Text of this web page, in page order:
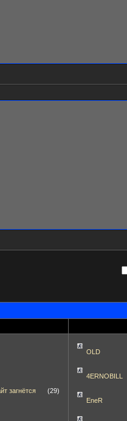
загнётся (29)
OLD
4ERNOBILL
EneR